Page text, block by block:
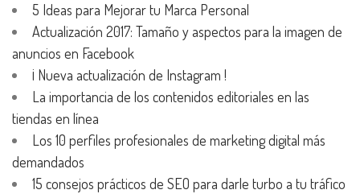
5 Ideas para Mejorar tu Marca Personal
Actualización 2017: Tamaño y aspectos para la imagen de
anuncios en Facebook
¡ Nueva actualización de Instagram !
La importancia de los contenidos editoriales en las
tiendas en línea
Los 10 perfiles profesionales de marketing digital más
demandados
15 consejos prácticos de SEO para darle turbo a tu tráfico